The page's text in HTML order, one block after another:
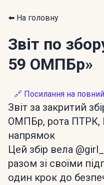
⬅️ На головну
Звіт по
59 ОМПБр»
🔗 Посилання на повний
Звіт за закритий
ОМПБр, рота ПТРК,
напрямок
Цей збір вела
разом зі своїми
один крок до